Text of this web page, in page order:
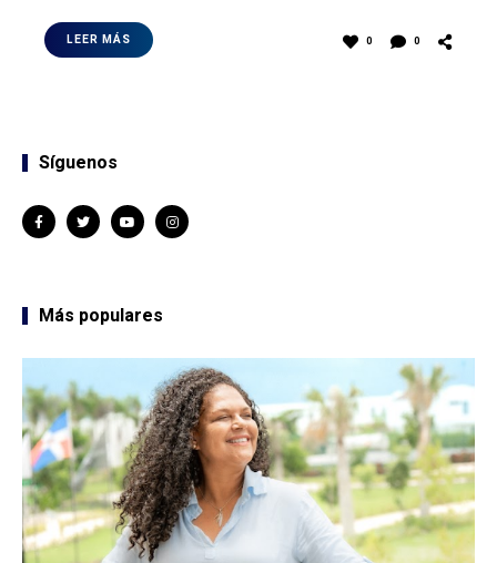
LEER MÁS 0 0
Síguenos
Más populares